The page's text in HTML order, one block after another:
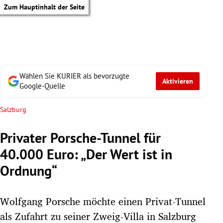
Zum Hauptinhalt der Seite
Untermenü
Wählen Sie KURIER als bevorzugte
Google-Quelle
Aktivieren
Salzburg
Privater Porsche-Tunnel für
40.000 Euro: „Der Wert ist in
Ordnung“
Wolfgang Porsche möchte einen Privat-Tunnel
als Zufahrt zu seiner Zweig-Villa in Salzburg